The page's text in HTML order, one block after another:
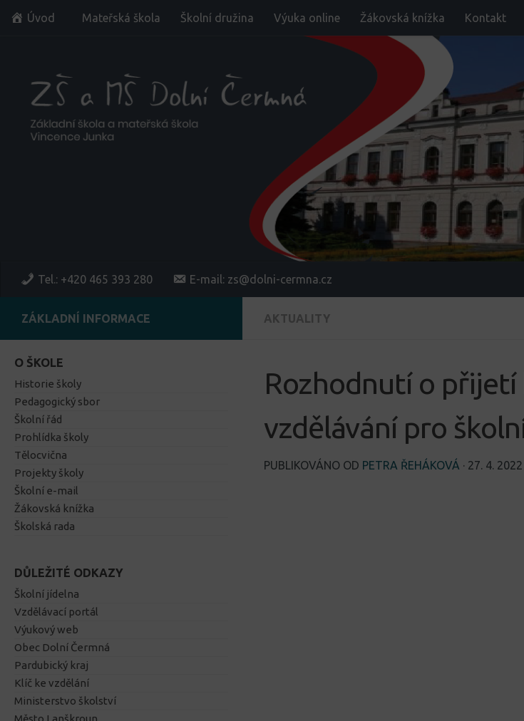
Skip to content
Úvod Mateřská škola Školní družina Výuka online Žákovská knížka Kontakt
Tel.: +420 465 393 280 E-mail: zs@dolni-cermna.cz
AKTUALITY
Rozhodnutí o přijetí
vzdělávání pro
PUBLIKOVÁNO OD PETRA ŘEHÁKOVÁ · 27. 4. 2022
ZÁKLADNÍ INFORMACE
O ŠKOLE
Historie školy
Pedagogický sbor
Školní řád
Prohlídka školy
Tělocvična
Projekty školy
Školní e-mail
Žákovská knížka
Školská rada
DŮLEŽITÉ ODKAZY
Školní jídelna
Vzdělávací portál
Výukový web
Obec Dolní Čermná
Pardubický kraj
Klíč ke vzdělání
Ministerstvo školství